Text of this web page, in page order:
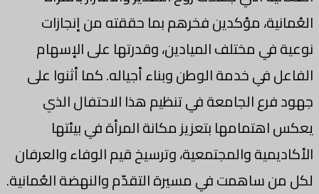
العُمانية، مؤكدين فخرهم بما حققته من إنجازات
نوعية في مختلف الميادين، وقدرتها على الإسهام
الفاعل في خدمة الوطن وبناء أجياله. كما أثنوا على
جهود فرع الجامعة في تنظيم هذا الاحتفال الذي
يعكس اهتمامها بتعزيز مكانة المرأة في بيئتها
الأكاديمية والمجتمعية، وترسيخ قيم الوفاء والعرفان
لكل من ساهمت في مسيرة التقدّم والنهضة العُمانية.